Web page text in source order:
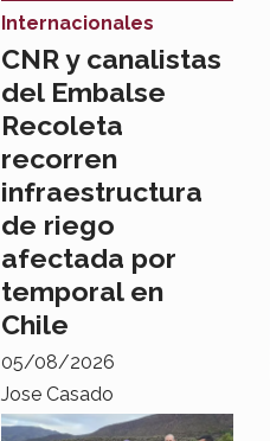
CNR y canalistas
del Embalse
Recoleta
recorren
infraestructura
de riego
afectada por
temporal en
Chile
Jose Casado
Internacionales
05/08/2026